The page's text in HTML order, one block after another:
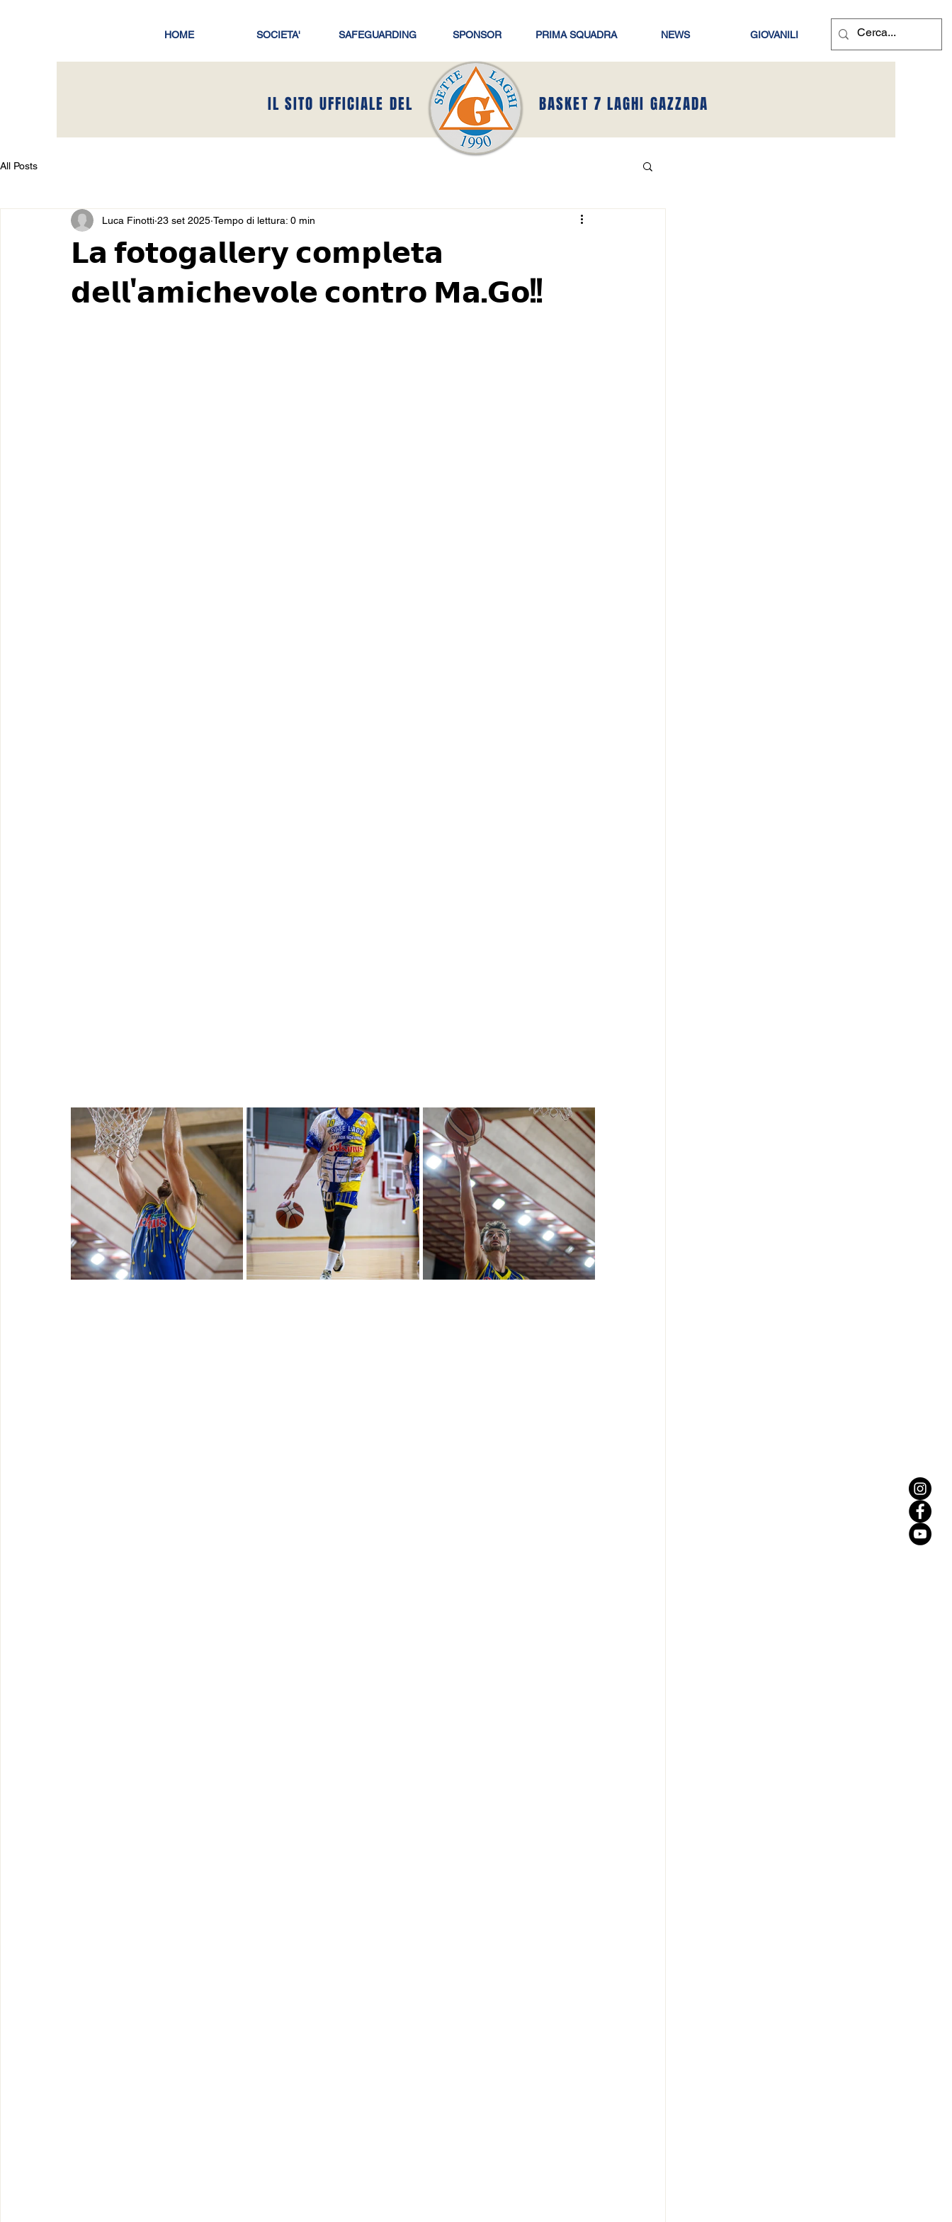
HOME SOCIETA' SAFEGUARDING SPONSOR PRIMA SQUADRA NEWS GIOVANILI
IL SITO UFFICIALE DEL BASKET 7 LAGHI GAZZADA
All Posts
𝗟𝗮 𝗳𝗼𝘁𝗼𝗴𝗮𝗹𝗹𝗲𝗿𝘆 𝗰𝗼𝗺𝗽𝗹𝗲𝘁𝗮
𝗱𝗲𝗹𝗹'𝗮𝗺𝗶𝗰𝗵𝗲𝘃𝗼𝗹𝗲 𝗰𝗼𝗻𝘁𝗿𝗼 𝗠𝗮.𝗚𝗼!!
Luca Finotti 23 set 2025 Tempo di lettura: 0 min